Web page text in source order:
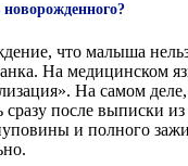
что малыша
На медицинском
На самом
после выписки
и полного